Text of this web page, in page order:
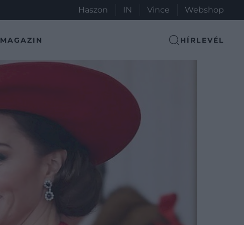
Haszon IN Vince Webshop
MAGAZIN HÍRLEVÉL